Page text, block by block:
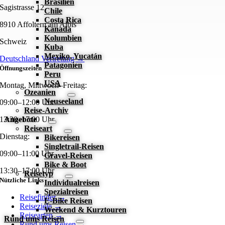
Chile
Costa Rica
Kanada
Kolumbien
Kuba
Mexiko, Yucatán
Patagonien
Peru
USA
Ozeanien
Neuseeland
Reise-Archiv
Angebote
Reiseart
Bikereisen
Singletrail-Reisen
Gravel-Reisen
Bike & Boot
Reisetyp
Individualreisen
Spezialreisen
E-Bike Reisen
Weekend & Kurztouren
Rund ums Reisen
Sagistrasse 12
8910 Affoltern am Albis
Schweiz
Deutschland Vertretung →
Öffnungszeiten
Montag, Mittwoch–Freitag:
09:00–12:00 Uhr
13:30–17:00 Uhr
Dienstag:
09:00–11:00 Uhr
13:30–17:00 Uhr
Nützliche Links
Reisefinder→
Reiseziele→
Reisearten→